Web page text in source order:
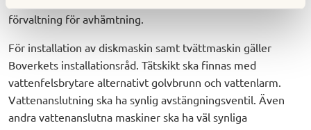
förvaltning för avhämtning.
För installation av diskmaskin samt tvättmaskin gäller
Boverkets installationsråd. Tätskikt ska finnas med
vattenfelsbrytare alternativt golvbrunn och vattenlarm.
Vattenanslutning ska ha synlig avstängningsventil. Även
andra vattenanslutna maskiner ska ha väl synliga